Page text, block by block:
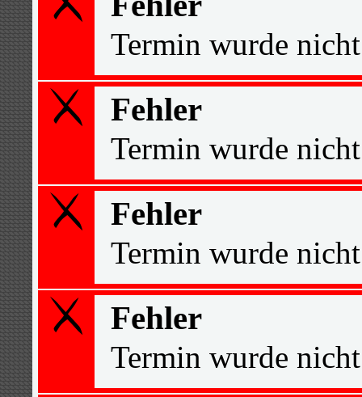
Termin wurde
Fehler
Termin wurde
Fehler
Termin wurde
Fehler
Termin wurde